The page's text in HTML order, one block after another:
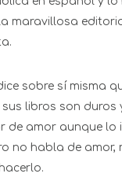
maravillosa
sobre sí misma
libros son duros
de amor aunque lo
no habla de amor,